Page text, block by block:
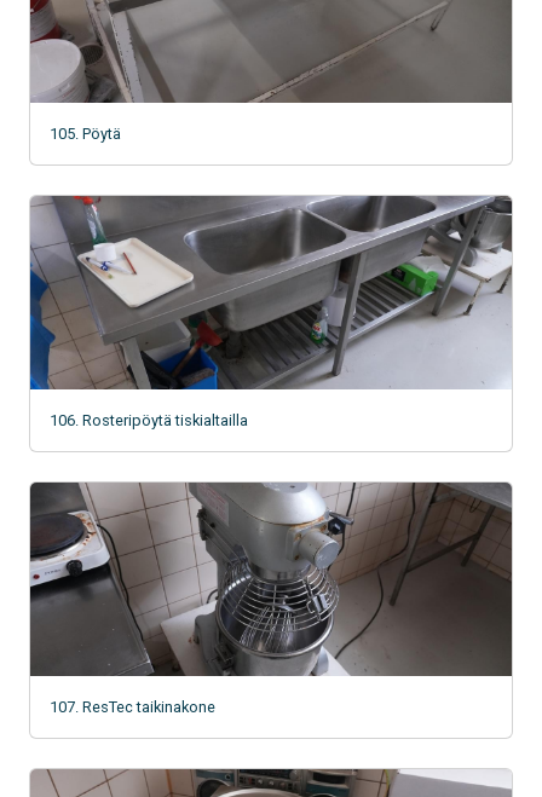
105. Pöytä
106. Rosteripöytä tiskialtailla
107. ResTec taikinakone